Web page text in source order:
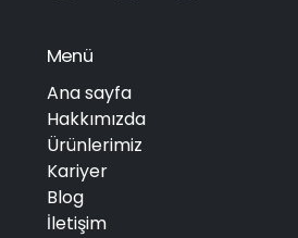
Menü
Ana sayfa
Hakkımızda
Ürünlerimiz
Kariyer
Blog
İletişim